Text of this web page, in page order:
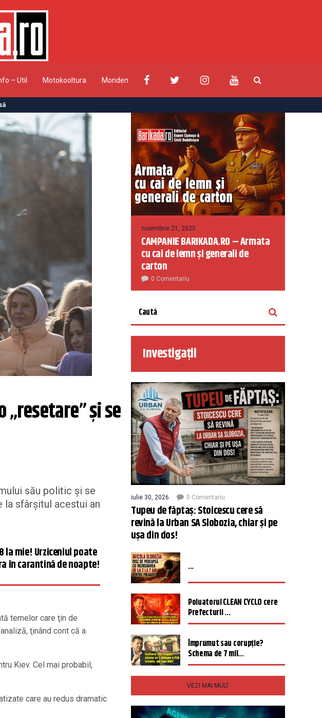
– Util Motokooltura Monden
„resetare” și se
său politic şi se
la sfârşitul acestui an
la mie! Urziceniul poate
în carantină de noapte!
temelor care ţin de
ţinând cont că a
Kiev. Cel mai probabil,
care au redus dramatic
noiembrie 21, 2025
CAMPANIE BARIKADA.RO – Armata
cu cai de lemn și generali de
carton
0 Comentariu
Investigații
iulie 30, 2026 0 Comentariu
Tupeu de făptaș: Stoicescu cere să
revină la Urban SA Slobozia, chiar și pe
ușa din dos!
...
Poluatorul CLEAN CYCLO cere
Prefecturii ...
Împrumut sau corupție?
Schema de 7 mil...
VEZI MAI MULT